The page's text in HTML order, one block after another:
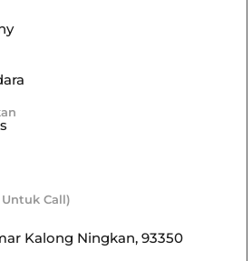
Call)
Kalong Ningkan, 93350